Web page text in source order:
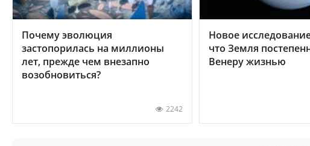
Почему эволюция
застопорилась на миллионы
лет, прежде чем внезапно
возобновиться?
2242
Новое
что Земля
Венеру жизнью